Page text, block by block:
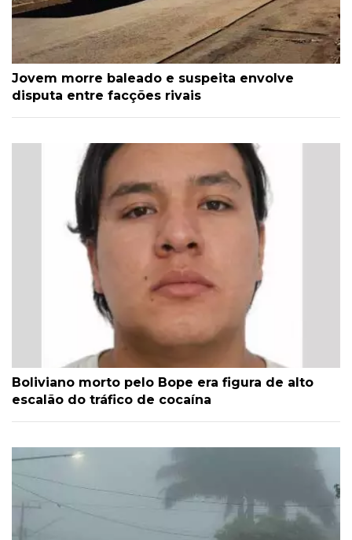
Jovem morre baleado e suspeita envolve
disputa entre facções rivais
Boliviano morto pelo Bope era figura de alto
escalão do tráfico de cocaína